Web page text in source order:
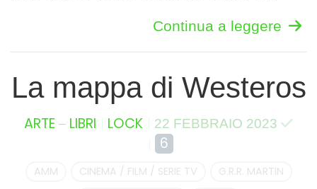
Continua a leggere
La mappa di Westeros
ARTE– LIBRI LOCK 22 FEBBRAIO 2023
6
AMM CINEMA / FILM / SERIE TV
G.R.R. MARTIN